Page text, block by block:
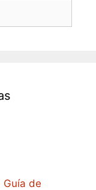
Guía de